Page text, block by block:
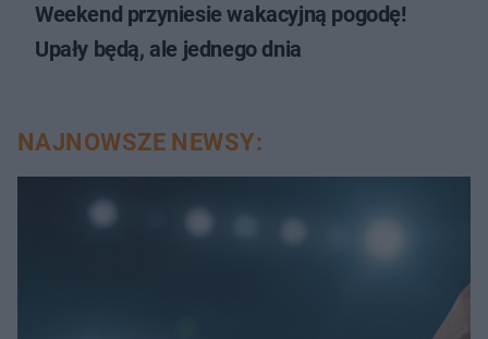
Weekend przyniesie wakacyjną pogodę!
Upały będą, ale jednego dnia
NAJNOWSZE NEWSY: